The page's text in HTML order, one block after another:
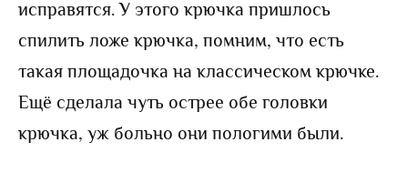
исправятся. У этого крючка пришлось
спилить ложе крючка, помним, что есть
такая площадочка на классическом крючке.
Ещё сделала чуть острее обе головки
крючка, уж больно они пологими были.